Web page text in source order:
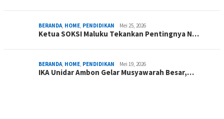
BERANDA HOME PENDIDIKAN Mei 25, 2026
Ketua SOKSI Maluku Tekankan Pentingnya N…
BERANDA HOME PENDIDIKAN Mei 19, 2026
IKA Unidar Ambon Gelar Musyawarah Besar,…